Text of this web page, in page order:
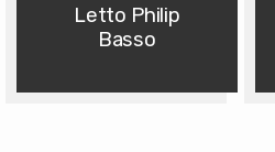
Letto Philip
Basso